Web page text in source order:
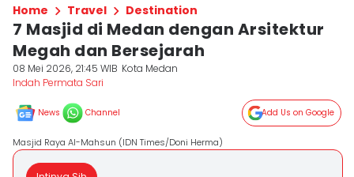
Home Travel Destination
7 Masjid di Medan dengan Arsitektur
Megah dan Bersejarah
08 Mei 2026, 21:45 WIB Kota Medan
Indah Permata Sari
News Channel Add Us on Google
Masjid Raya Al-Mahsun (IDN Times/Doni Herma)